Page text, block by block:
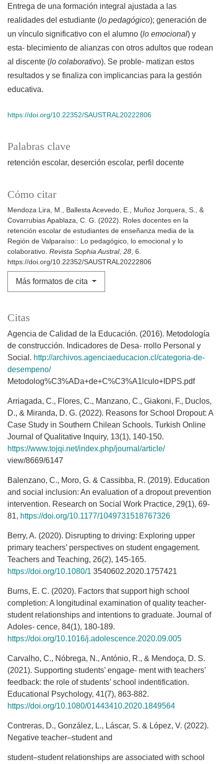
Palabras clave
retención escolar deserción escolar perfil docente
Cómo citar
Mendoza Lira, M., Ballesta Acevedo, E., Muñoz Jorquera, S., &
Covarrubias Apablaza, C. G. (2022). Roles docentes en la
retención escolar de estudiantes de enseñanza media de la
Región de Valparaíso:: Lo pedagógico, lo emocional y lo
colaborativo. Revista Sophia Austral, 28, 6.
https://doi.org/10.22352/SAUSTRAL20222806
Más formatos de cita
Entrega de una formación integral ajustada a las
realidades del estudiante (lo pedagógico); generación de
un vínculo significativo con el alumno (lo emocional) y
esta- blecimiento de alianzas con otros adultos que rodean
al discente (lo colaborativo). Se proble- matizan estos
resultados y se finaliza con implicancias para la gestión
educativa.
https://doi.org/10.22352/SAUSTRAL20222806
Citas
Agencia de Calidad de la Educación. (2016). Metodología
de construcción. Indicadores de Desa- rrollo Personal y
Social. http://archivos.agenciaeducacion.cl/categoria-de-
desempeno/
Metodolog%C3%ADa+de+C%C3%A1lculo+IDPS.pdf
Arriagada, C., Flores, C., Manzano, C., Giakoni, F., Duclos,
D., & Miranda, D. G. (2022). Reasons for School Dropout: A
Case Study in Southern Chilean Schools. Turkish Online
Journal of Qualitative Inquiry, 13(1), 140-150.
https://www.tojqi.net/index.php/journal/article/
view/8669/6147
Balenzano, C., Moro, G. & Cassibba, R. (2019). Education
and social inclusion: An evaluation of a dropout prevention
intervention. Research on Social Work Practice, 29(1), 69-
81, https://doi.org/10.1177/1049731518767326
Berry, A. (2020). Disrupting to driving: Exploring upper
primary teachers’ perspectives on student engagement.
Teachers and Teaching, 26(2), 145-165.
https://doi.org/10.1080/1 3540602.2020.1757421
Burns, E. C. (2020). Factors that support high school
completion: A longitudinal examination of quality teacher-
student relationships and intentions to graduate. Journal of
Adoles- cence, 84(1), 180-189.
https://doi.org/10.1016/j.adolescence.2020.09.005
Carvalho, C., Nóbrega, N., António, R., & Mendoҫa, D. S.
(2021). Supporting students’ engage- ment with teachers’
feedback: the role of students’ school indentification.
Educational Psychology, 41(7), 863-882.
https://doi.org/10.1080/01443410.2020.1849564
Contreras, D., González, L., Láscar, S. & López, V. (2022).
Negative teacher–student and
student–student relationships are associated with school